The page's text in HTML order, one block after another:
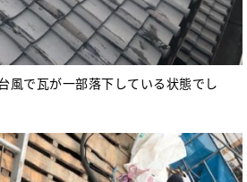
風で瓦が一部落下している状態でし